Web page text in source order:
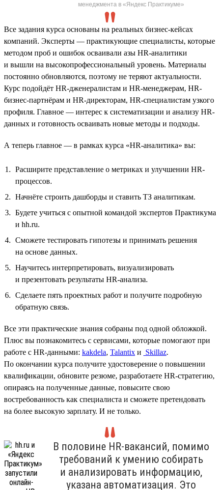
менеджмента в «Яндекс Практикуме»
Все задания курса основаны на реальных бизнес-кейсах
компаний. Эксперты — практикующие специалисты, которые
методом проб и ошибок осваивали азы HR-аналитики
и вышли на высокопрофессиональный уровень. Материалы
постоянно обновляются, поэтому не теряют актуальности.
Курс подойдёт HR-дженералистам и HR-менеджерам, HR-
бизнес-партнёрам и HR-директорам, HR-специалистам узкого
профиля. Главное — интерес к систематизации и анализу HR-
данных и готовность осваивать новые методы и подходы.
А теперь главное — в рамках курса «HR-аналитика» вы:
Расширите представление о метриках и улучшении HR-
процессов.
Начнёте строить дашборды и ставить ТЗ аналитикам.
Будете учиться с опытной командой экспертов Практикума
и hh.ru.
Сможете тестировать гипотезы и принимать решения
на основе данных.
Научитесь интерпретировать, визуализировать
и презентовать результаты HR‑анализа.
Сделаете пять проектных работ и получите подробную
обратную связь.
Все эти практические знания собраны под одной обложкой.
Плюс вы познакомитесь с сервисами, которые помогают при
работе с HR-данными: kakdela, Talantix и Skillaz.
По окончании курса получите удостоверение о повышении
квалификации, обновите резюме, разработаете HR-стратегию,
опираясь на полученные данные, повысите свою
востребованность как специалиста и сможете претендовать
на более высокую зарплату. И не только.
В половине HR-вакансий, помимо
требований к умению собирать
и анализировать информацию,
указана автоматизация. Это